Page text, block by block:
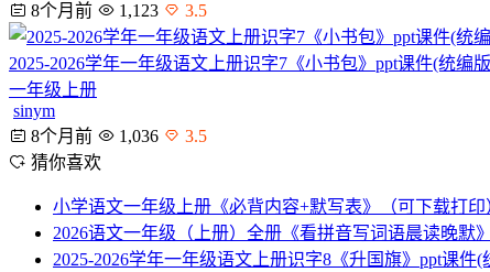
8个月前
1,123 3.5
2025-2026学年一年级语文上册识字7《小书包》ppt课件(统编
一年级上册
sinym
8个月前
1,036
3.5
猜你喜欢
小学语文一年级上册《必背内容+默写表》（可下载打印
2026语文一年级（上册）全册《看拼音写词语晨读晚默
2025-2026学年一年级语文上册识字8《升国旗》ppt课件(